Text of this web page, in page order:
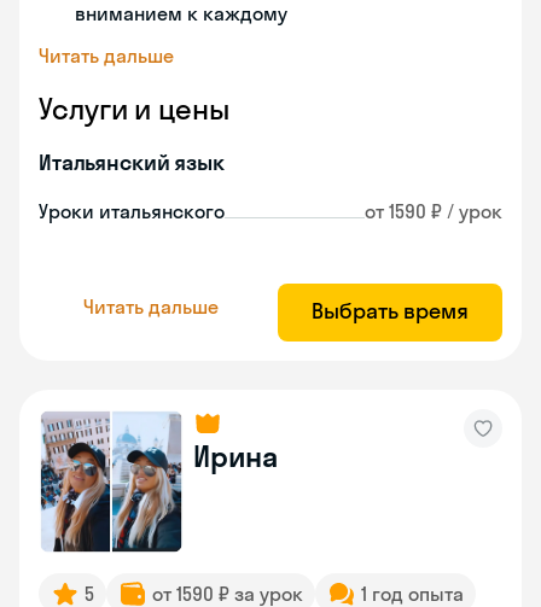
вниманием к каждому
Читать дальше
Услуги и цены
Итальянский язык
Уроки итальянского от 1590 ₽ / урок
Читать дальше Выбрать время
Ирина
5 от 1590 ₽ за урок
1 год опыта